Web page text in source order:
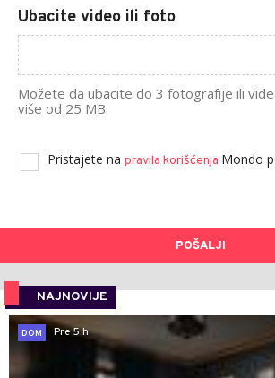
Ubacite video ili foto
Možete da ubacite do 3 fotografije ili
više od 25 MB.
Pristajete na pravila korišćenja Mondo
POŠALJI
NAJNOVIJE
DOM
Pre 5 h